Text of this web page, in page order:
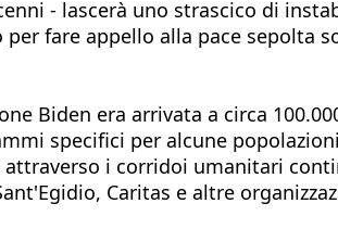
- lascerà uno strascico di
fare appello alla pace sepolta
Biden era arrivata a circa
specifici per alcune
i corridoi umanitari
Caritas e altre